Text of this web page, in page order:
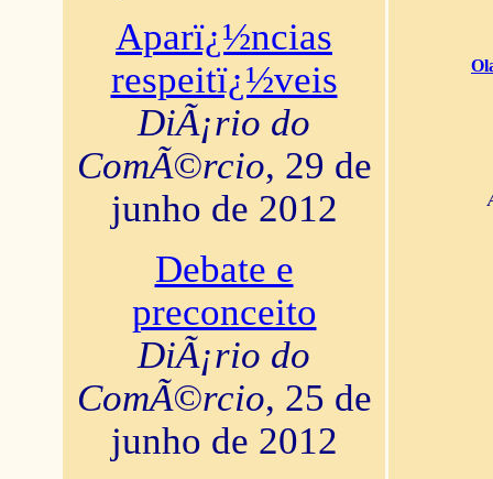
Aparï¿½ncias
respeitï¿½veis
DiÃ¡rio do
ComÃ©rcio, 29 de
junho de 2012
Debate e
preconceito
DiÃ¡rio do
ComÃ©rcio, 25 de
junho de 2012